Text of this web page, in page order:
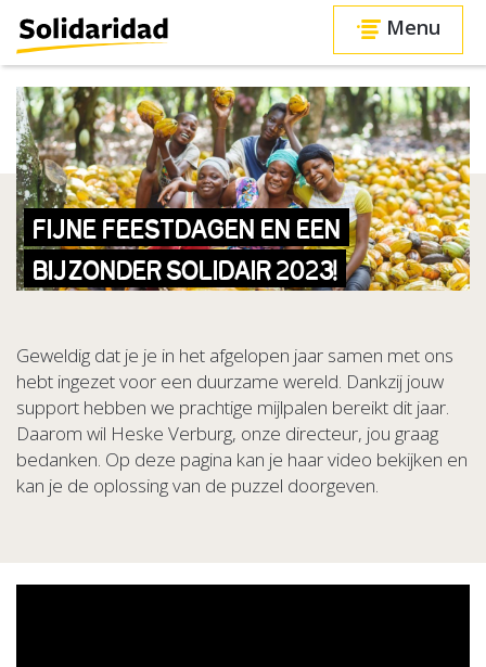
Menu
FIJNE FEESTDAGEN EN EEN
BIJZONDER SOLIDAIR 2023!
Geweldig dat je je in het afgelopen jaar samen met ons
hebt ingezet voor een duurzame wereld. Dankzij jouw
support hebben we prachtige mijlpalen bereikt dit jaar.
Daarom wil Heske Verburg, onze directeur, jou graag
bedanken. Op deze pagina kan je haar video bekijken en
kan je de oplossing van de puzzel doorgeven.